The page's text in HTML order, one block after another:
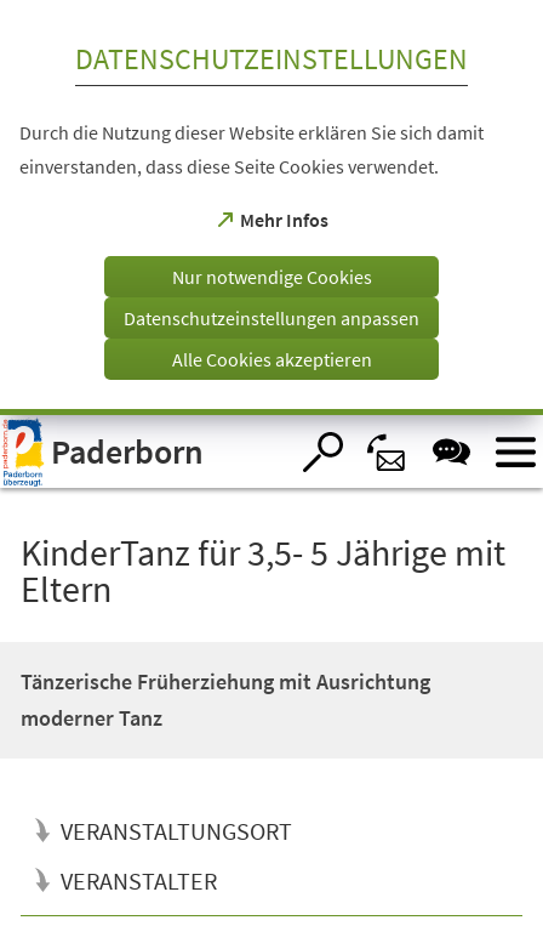
Visuelle
Assistenzsoftware
öffnen.
DATENSCHUTZEINSTELLUNGEN
Durch die Nutzung dieser Website erklären Sie sich damit
einverstanden, dass diese Seite Cookies verwendet.
Mehr Infos
(Öffnet
einem
Tab)
Nur notwendige Cookies
Datenschutzeinstellungen anpassen
Alle Cookies akzeptieren
Paderborn
KinderTanz für 3,5- 5 Jährige mit
Eltern
Tänzerische Früherziehung mit Ausrichtung
moderner Tanz
VERANSTALTUNGSORT
VERANSTALTER